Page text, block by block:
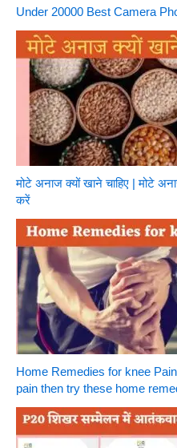
Under 20000 Best Camera
मोटे अनाज क्यों खाने चाहिए | मोटे
करें
Home Remedies for knee
pain then try these home